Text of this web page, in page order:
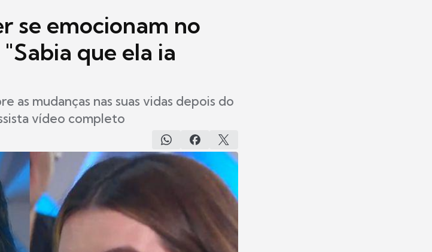
se emocionam no
que ela ia
as mudanças nas suas vidas depois do
vídeo completo